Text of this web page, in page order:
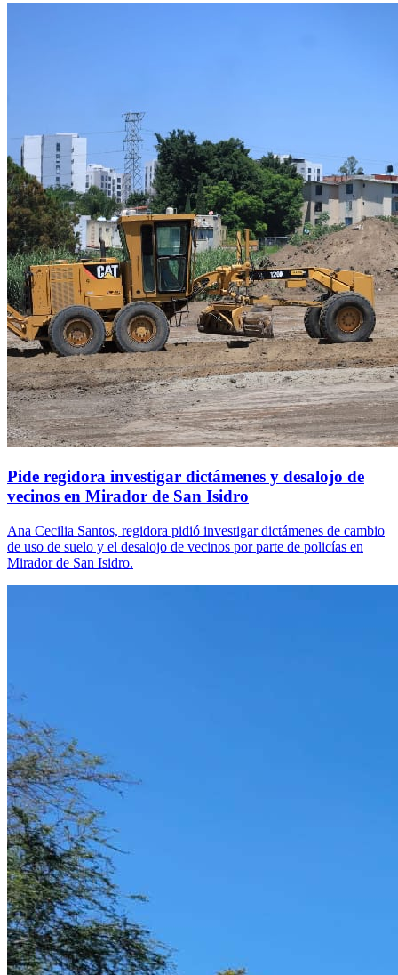
Pide regidora investigar dictámenes y desalojo de
vecinos en Mirador de San Isidro
Ana Cecilia Santos, regidora pidió investigar dictámenes de cambio
de uso de suelo y el desalojo de vecinos por parte de policías en
Mirador de San Isidro.